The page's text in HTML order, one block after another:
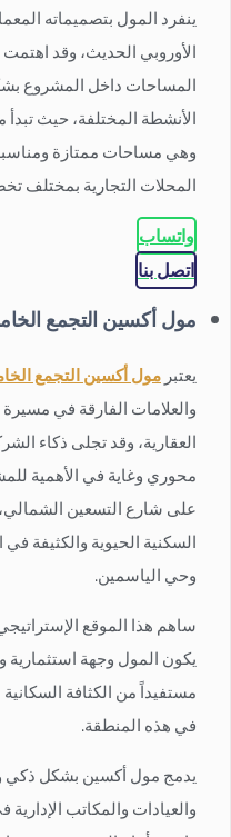
ينفرد المول بتصميماته
الأوروبي الحديث، وقد
المساحات داخل المشروع
الأنشطة المختلفة، حيث
وهي مساحات ممتازة
المحلات التجارية بمختلف
واتساب
اتصل بنا
مول أكسين التجمع
يعتبرمول أكسين التجمع
والعلامات الفارقة في
العقارية، وقد تجلى ذكاء
محوري وغاية في الأهمية
على شارع التسعين
السكنية الحيوية والكثيفة
وحي الياسمين.
ساهم هذا الموقع
يكون المول وجهة استثمارية
مستفيداً من الكثافة
في هذه المنطقة.
يدمج مول أكسين بشكل ذكي
والعيادات والمكاتب